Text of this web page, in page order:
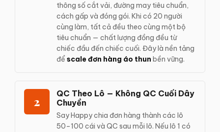
thông số cắt vải, đường may tiêu chuẩn,
cách gấp và đóng gói. Khi có 20 người
cùng làm, tất cả đều theo cùng một bộ
tiêu chuẩn — chất lượng đồng đều từ
chiếc đầu đến chiếc cuối. Đây là nền tảng
để scale đơn hàng áo thun bền vững.
2
QC Theo Lô — Không QC Cuối Dây
Chuyền
Say Happy chia đơn hàng thành các lô
50–100 cái và QC sau mỗi lô. Nếu lô 1 có